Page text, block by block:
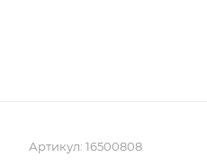
Артикул: 16500808